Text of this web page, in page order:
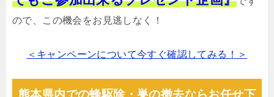
ので、この機会をお見逃しなく！
＜キャンペーンについて今すぐ確認してみる！＞
熊本県内での蜂駆除・巣の撤去ならお任せ下